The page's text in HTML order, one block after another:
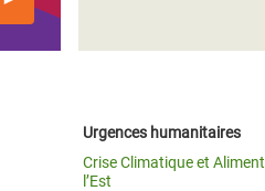
Urgences humanitaires
Crise Climatique et
l’Est